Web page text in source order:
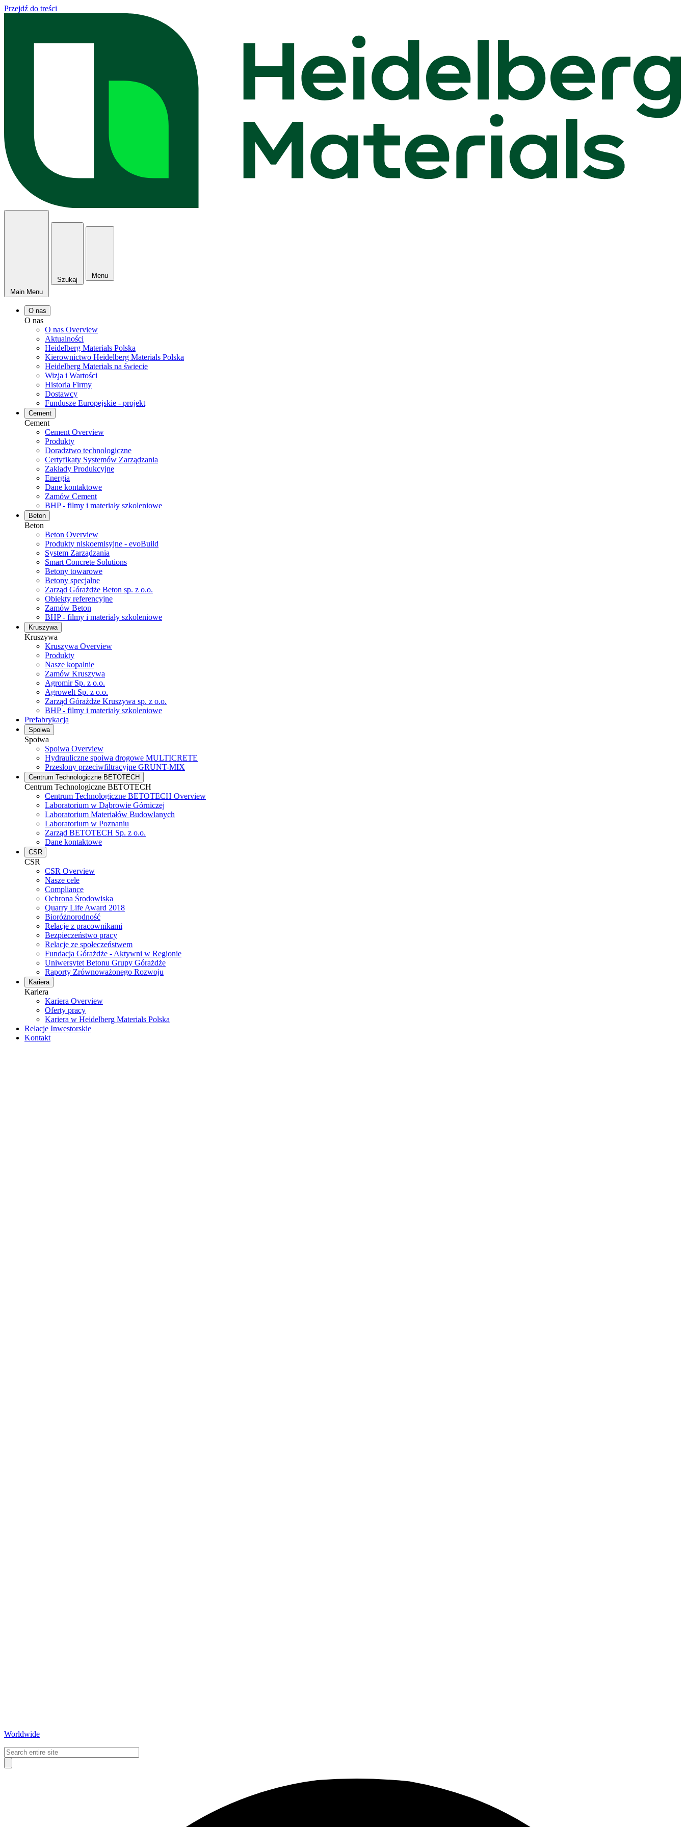
Przejdź do treści
Main Menu
Szukaj
Menu
O nas
O nas
O nas Overview
Aktualności
Heidelberg Materials Polska
Kierownictwo Heidelberg Materials Polska
Heidelberg Materials na świecie
Wizja i Wartości
Historia Firmy
Dostawcy
Fundusze Europejskie - projekt
Cement
Cement
Cement Overview
Produkty
Doradztwo technologiczne
Certyfikaty Systemów Zarządzania
Zakłady Produkcyjne
Energia
Dane kontaktowe
Zamów Cement
BHP - filmy i materiały szkoleniowe
Beton
Beton
Beton Overview
Produkty niskoemisyjne - evoBuild
System Zarządzania
Smart Concrete Solutions
Betony towarowe
Betony specjalne
Zarząd Górażdże Beton sp. z o.o.
Obiekty referencyjne
Zamów Beton
BHP - filmy i materiały szkoleniowe
Kruszywa
Kruszywa
Kruszywa Overview
Produkty
Nasze kopalnie
Zamów Kruszywa
Agromir Sp. z o.o.
Agrowelt Sp. z o.o.
Zarząd Górażdże Kruszywa sp. z o.o.
BHP - filmy i materiały szkoleniowe
Prefabrykacja
Spoiwa
Spoiwa
Spoiwa Overview
Hydrauliczne spoiwa drogowe MULTICRETE
Przesłony przeciwfiltracyjne GRUNT-MIX
Centrum Technologiczne BETOTECH
Centrum Technologiczne BETOTECH
Centrum Technologiczne BETOTECH Overview
Laboratorium w Dąbrowie Górniczej
Laboratorium Materiałów Budowlanych
Laboratorium w Poznaniu
Zarząd BETOTECH Sp. z o.o.
Dane kontaktowe
CSR
CSR
CSR Overview
Nasze cele
Compliance
Ochrona Środowiska
Quarry Life Award 2018
Bioróżnorodność
Relacje z pracownikami
Bezpieczeństwo pracy
Relacje ze społeczeństwem
Fundacja Górażdże - Aktywni w Regionie
Uniwersytet Betonu Grupy Górażdże
Raporty Zrównoważonego Rozwoju
Kariera
Kariera
Kariera Overview
Oferty pracy
Kariera w Heidelberg Materials Polska
Relacje Inwestorskie
Kontakt
Worldwide